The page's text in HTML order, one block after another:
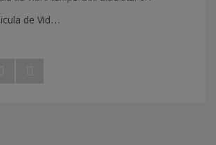
H
uawei P40 Pelicula de Vidro temperado Blue Star 9H